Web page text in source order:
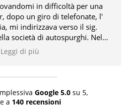
in difficoltà per una
dopo un giro di telefonate, l'
mi indirizzava verso il sig.
società di autospurghi. Nel
unitamente all' idraulico,
che non pochi problemi
e delle relative
entrambi 👏👏👏👍
Leggi di più
Google 5.0su 5,
a 140 recensioni